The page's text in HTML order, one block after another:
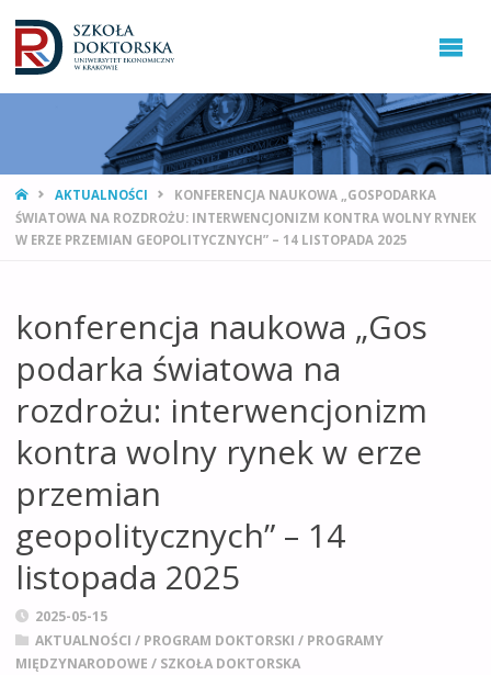
STRONA
GŁÓWNA
AKTUALNOŚCI
KONFERENCJA NAUKOWA „GOSPODARKA
ŚWIATOWA NA ROZDROŻU: INTERWENCJONIZM KONTRA WOLNY RYNEK
W ERZE PRZEMIAN GEOPOLITYCZNYCH” – 14 LISTOPADA 2025
konferencja naukowa „Gos
podarka światowa na
rozdrożu: interwencjonizm
kontra wolny rynek w erze
przemian
geopolitycznych” – 14
listopada 2025
2025-05-15
AKTUALNOŚCI / PROGRAM DOKTORSKI / PROGRAMY
MIĘDZYNARODOWE / SZKOŁA DOKTORSKA